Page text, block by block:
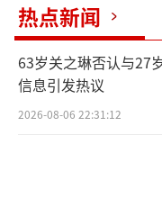
热点新闻
63岁关之琳否认与27
信息引发热议
2026-08-06 22:31:12